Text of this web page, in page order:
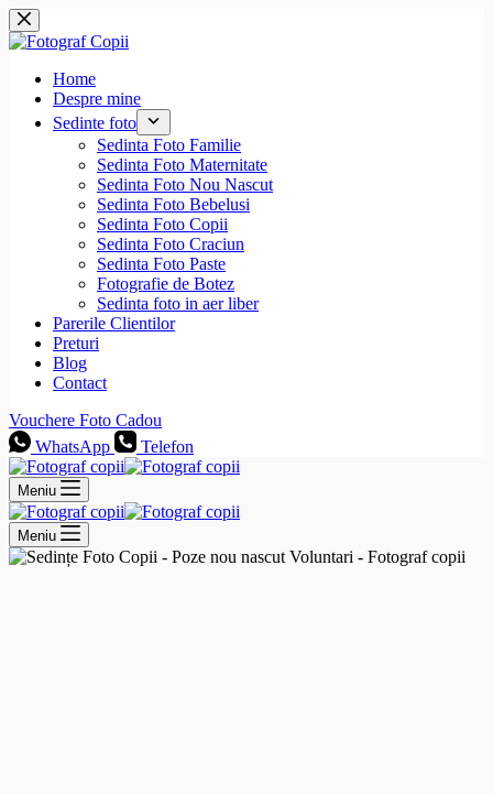
Sari
la
conținut
Home
Despre mine
Sedinte foto
Sedinta Foto Familie
Sedinta Foto Maternitate
Sedinta Foto Nou Nascut
Sedinta Foto Bebelusi
Sedinta Foto Copii
Sedinta Foto Craciun
Sedinta Foto Paste
Fotografie de Botez
Sedinta foto in aer liber
Parerile Clientilor
Preturi
Blog
Contact
Vouchere Foto Cadou
WhatsApp
Telefon
Meniu
Meniu